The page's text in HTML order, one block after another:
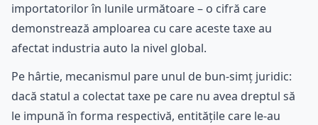
importatorilor în lunile următoare – o cifră care
demonstrează amploarea cu care aceste taxe au
afectat industria auto la nivel global.
Pe hârtie, mecanismul pare unul de bun-simț juridic:
dacă statul a colectat taxe pe care nu avea dreptul să
le impună în forma respectivă, entitățile care le-au